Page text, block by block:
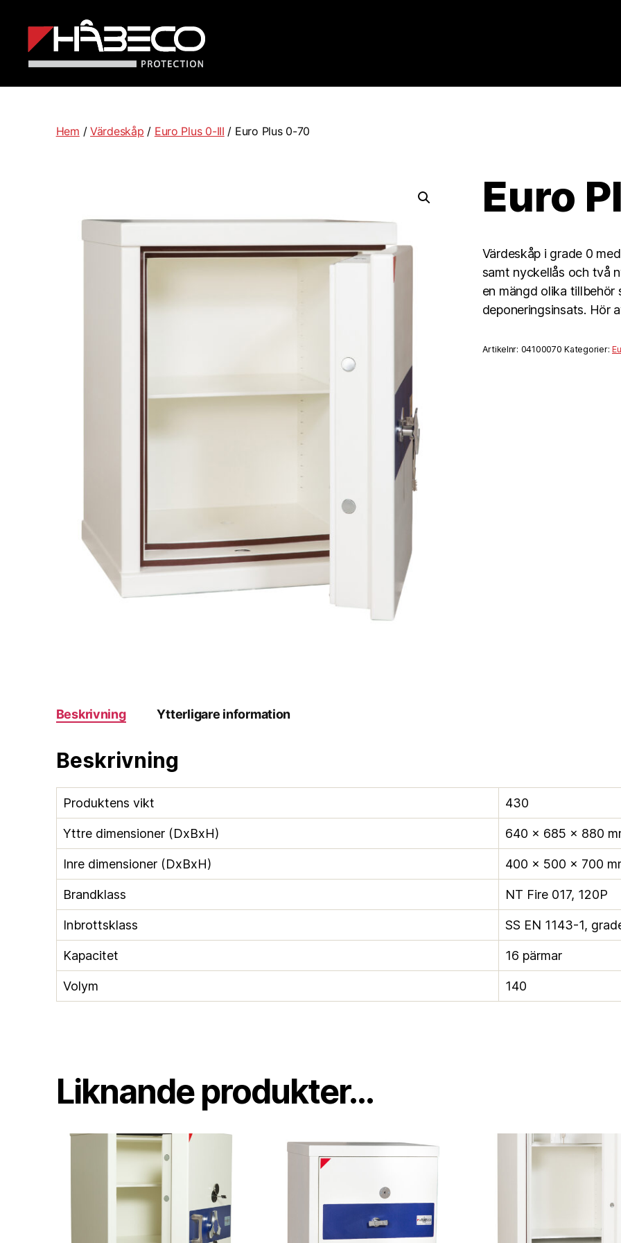
Sverige
Hem /Värdeskåp / Euro Plus 0-III / Euro Plus 0-70
Euro
Värdeskåp i grade 0
samt nyckellås och två
en mängd olika tillbehör
deponeringsinsats. Hör
Artikelnr: 04100070 Kategorier:
Beskrivning Ytterligare information
Beskrivning
Produktens vikt 430
Yttre dimensioner (DxBxH) 640 × 685 × 880
Inre dimensioner (DxBxH) 400 × 500 × 700
Brandklass NT Fire 017, 120P
Inbrottsklass SS EN 1143-1,
Kapacitet 16 pärmar
Volym 140
Liknande produkter...